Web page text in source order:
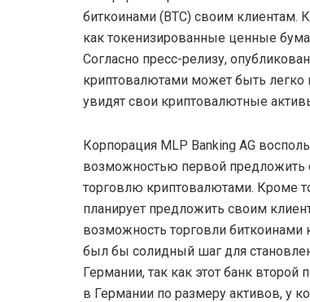
биткоинами (BTC) своим клиентам.
как токенизированные ценные
Согласно пресс-релизу,
криптовалютами может быть легко
увидят свои криптовалютные
Корпорация MLP Banking AG
возможностью первой предложить
торговлю криптовалютами. Кроме
планирует предложить своим
возможность торговли биткоинами
был бы солидный шаг для
Германии, так как этот банк второй
в Германии по размеру активов, у